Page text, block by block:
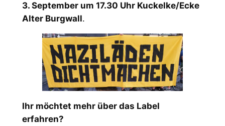
3. September um 17.30 Uhr Kuckelke/Ecke
Alter Burgwall.
Ihr möchtet mehr über das Label
erfahren?